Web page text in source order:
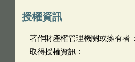
授權資訊
著作財產權管理機關或擁有者：
取得授權資訊：